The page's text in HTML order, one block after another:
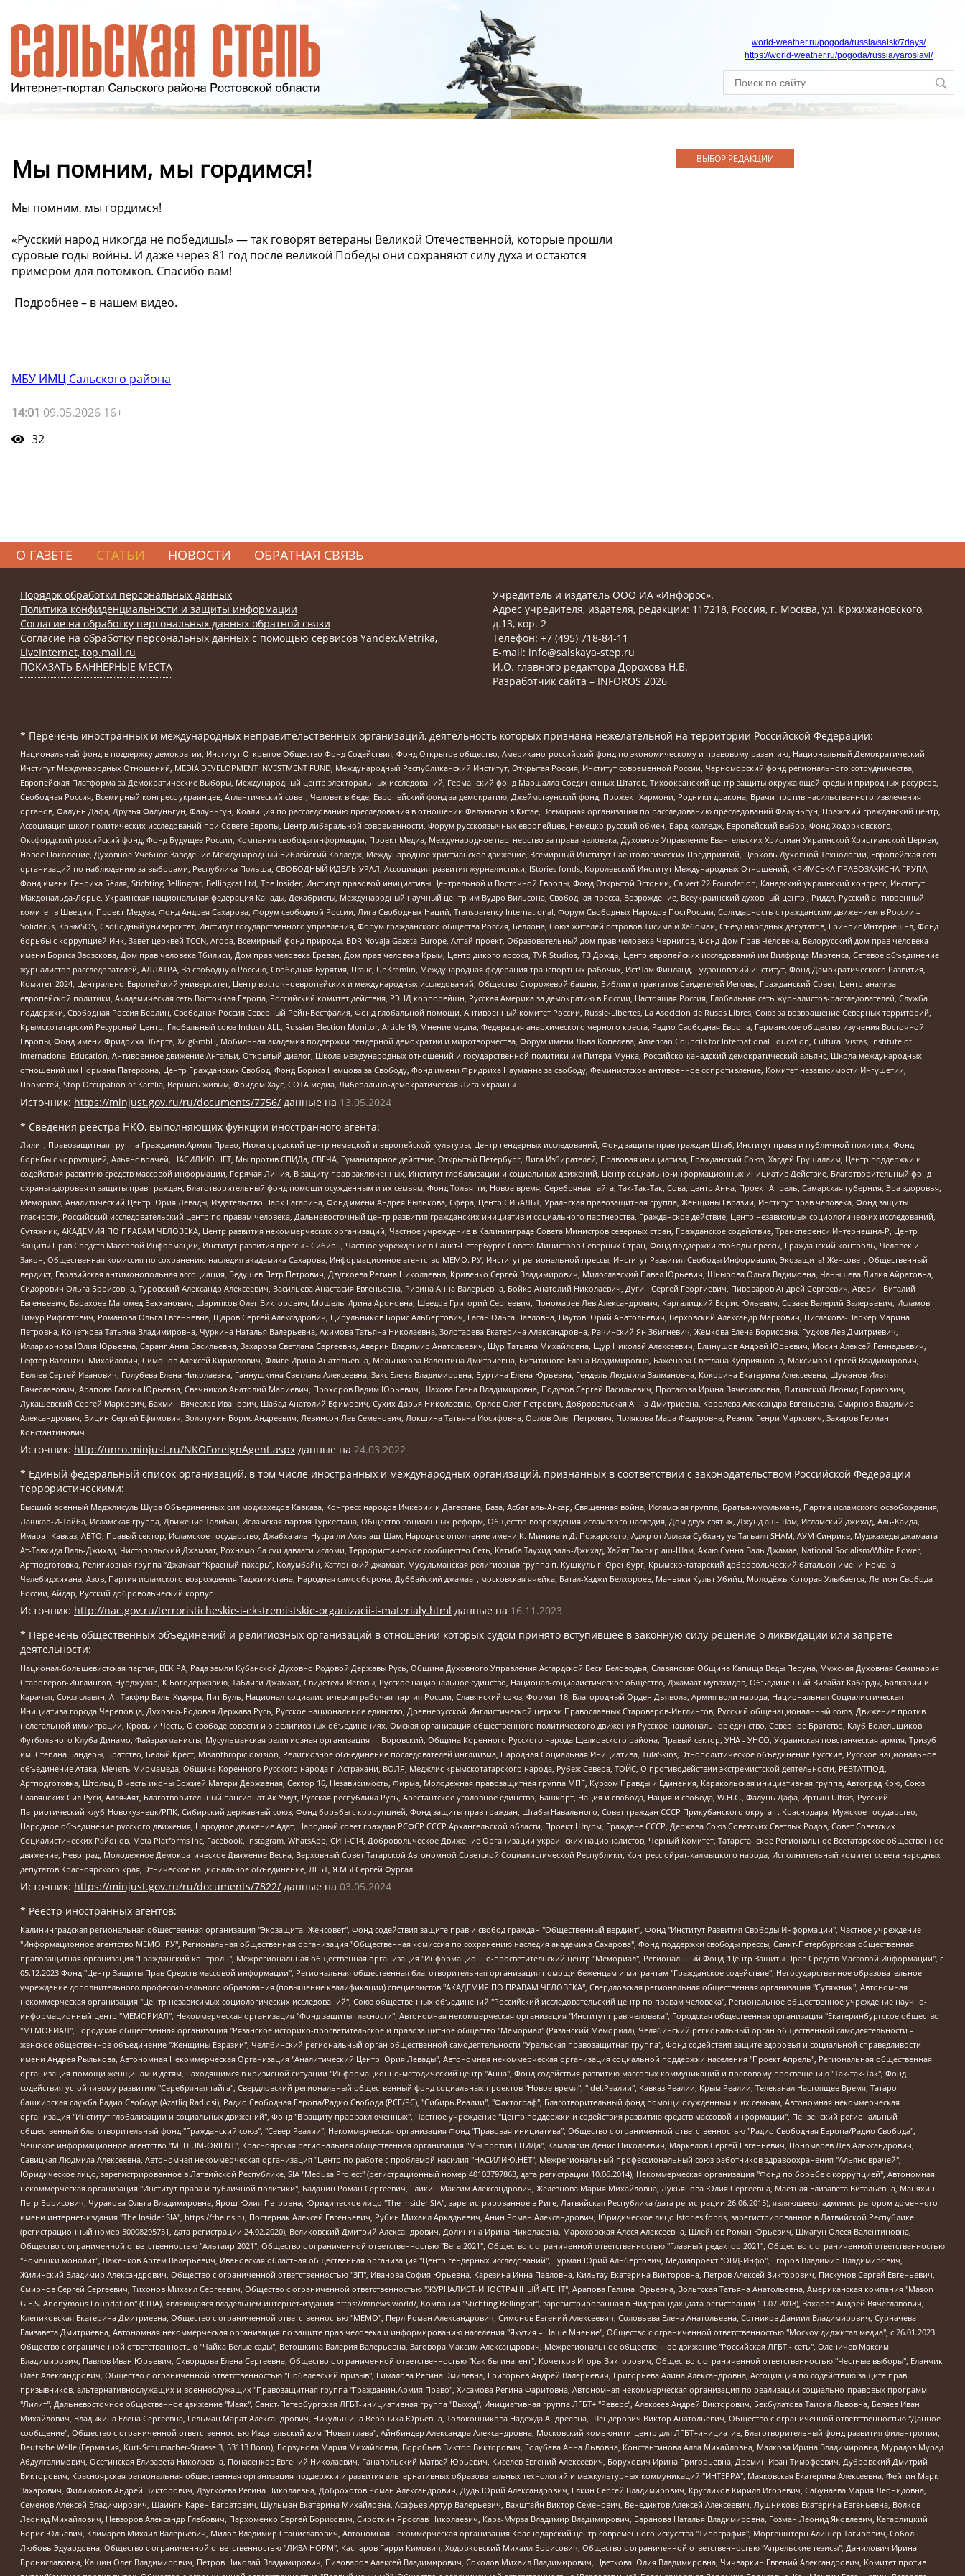
world-weather.ru/pogoda/russia/salsk/7days/
https://world-weather.ru/pogoda/russia/yaroslavl/
Мы помним, мы гордимся!
Мы помним, мы гордимся!
«Русский народ никогда не победишь!» — так говорят ветераны Великой Отечественной, которые прошли
суровые годы войны. И даже через 81 год после великой Победы они сохраняют силу духа и остаются
примером для потомков. Спасибо вам!
️ Подробнее – в нашем видео.
МБУ ИМЦ Сальского района
14:01 09.05.2026 16+
32
ВЫБОР РЕДАКЦИИ
О ГАЗЕТЕ СТАТЬИ НОВОСТИ ОБРАТНАЯ СВЯЗЬ
Порядок обработки персональных данных
Политика конфиденциальности и защиты информации
Согласие на обработку персональных данных обратной связи
Согласие на обработку персональных данных с помощью сервисов Yandex.Metrika,
LiveInternet, top.mail.ru
ПОКАЗАТЬ БАННЕРНЫЕ МЕСТА
Учредитель и издатель ООО ИА «Инфорос».
Адрес учредителя, издателя, редакции: 117218, Россия, г. Москва, ул. Кржижановского,
д.13, кор. 2
Телефон: +7 (495) 718-84-11
E-mail: info@salskaya-step.ru
И.О. главного редактора Дорохова Н.В.
Разработчик сайта – INFOROS 2026
* Перечень иностранных и международных неправительственных организаций, деятельность которых признана нежелательной на территории Российской Федерации:
Национальный фонд в поддержку демократии, Институт Открытое Общество Фонд Содействия, Фонд Открытое общество, Американо-российский фонд по экономическому и правовому развитию, Национальный Демократический
Институт Международных Отношений, MEDIA DEVELOPMENT INVESTMENT FUND, Международный Республиканский Институт, Открытая Россия, Институт современной России, Черноморский фонд регионального сотрудничества,
Европейская Платформа за Демократические Выборы, Международный центр электоральных исследований, Германский фонд Маршалла Соединенных Штатов, Тихоокеанский центр защиты окружающей среды и природных ресурсов,
Свободная Россия, Всемирный конгресс украинцев, Атлантический совет, Человек в беде, Европейский фонд за демократию, Джеймстаунский фонд, Прожект Хармони, Родники дракона, Врачи против насильственного извлечения
органов, Фалунь Дафа, Друзья Фалуньгун, Фалуньгун, Коалиция по расследованию преследования в отношении Фалуньгун в Китае, Всемирная организация по расследованию преследований Фалуньгун, Пражский гражданский центр,
Ассоциация школ политических исследований при Совете Европы, Центр либеральной современности, Форум русскоязычных европейцев, Немецко-русский обмен, Бард колледж, Европейский выбор, Фонд Ходорковского,
Оксфордский российский фонд, Фонд Будущее России, Компания свободы информации, Проект Медиа, Международное партнерство за права человека, Духовное Управление Евангельских Христиан Украинской Христианской Церкви,
Новое Поколение, Духовное Учебное Заведение Международный Библейский Колледж, Международное христианское движение, Всемирный Институт Саентологических Предприятий, Церковь Духовной Технологии, Европейская сеть
организаций по наблюдению за выборами, Республика Польша, СВОБОДНЫЙ ИДЕЛЬ-УРАЛ, Ассоциация развития журналистики, IStories fonds, Королевский Институт Международных Отношений, КРИМСЬКА ПРАВОЗАХИСНА ГРУПА,
Фонд имени Генриха Бёлля, Stichting Bellingcat, Bellingcat Ltd, The Insider, Институт правовой инициативы Центральной и Восточной Европы, Фонд Открытой Эстонии, Calvert 22 Foundation, Канадский украинский конгресс, Институт
Макдональда-Лорье, Украинская национальная федерация Канады, Декабристы, Международный научный центр им Вудро Вильсона, Свободная пресса, Возрождение, Всеукраинский духовный центр , Риддл, Русский антивоенный
комитет в Швеции, Проект Медуза, Фонд Андрея Сахарова, Форум свободной России, Лига Свободных Наций, Transparеncy International, Форум Свободных Народов ПостРоссии, Солидарность с гражданским движением в России –
Solidarus, КрымSOS, Свободный университет, Институт государственного управления, Форум гражданского общества Россия, Беллона, Союз жителей островов Тисима и Хабомаи, Съезд народных депутатов, Гринпис Интернешнл, Фонд
борьбы с коррупцией Инк, Завет церквей TCCN, Агора, Всемирный фонд природы, BDR Novaja Gazeta-Europe, Алтай проект, Образовательный дом прав человека Чернигов, Фонд Дом Прав Человека, Белорусский дом прав человека
имени Бориса Звозскова, Дом прав человека Тбилиси, Дом прав человека Ереван, Дом прав человека Крым, Центр дикого лосося, TVR Studios, ТВ Дождь, Центр европейских исследований им Вилфрида Мартенса, Сетевое объединение
журналистов расследователей, АЛЛАТРА, За свободную Россию, Свободная Бурятия, Uralic, UnKremlin, Международная федерация транспортных рабочих, ИстЧам Финланд, Гудзоновский институт, Фонд Демократического Развития,
Комитет-2024, Центрально-Европейский университет, Центр восточноевропейских и международных исследований, Общество Сторожевой башни, Библии и трактатов Свидетелей Иеговы, Гражданский Совет, Центр анализа
европейской политики, Академическая сеть Восточная Европа, Российский комитет действия, РЭНД корпорейшн, Русская Америка за демократию в России, Настоящая Россия, Глобальная сеть журналистов-расследователей, Служба
поддержки, Свободная Россия Берлин, Свободная Россия Северный Рейн-Вестфалия, Фонд глобальной помощи, Антивоенный комитет России, Russie-Libertes, La Asocicion de Rusos Libres, Союз за возвращение Северных территорий,
Крымскотатарский Ресурсный Центр, Глобальный союз IndustriALL, Russian Election Monitor, Article 19, Мнение медиа, Федерация анархического черного креста, Радио Свободная Европа, Германское общество изучения Восточной
Европы, Фонд имени Фридриха Эберта, XZ gGmbH, Мобильная академия поддержки гендерной демократии и миротворчества, Форум имени Льва Копелева, American Councils for International Education, Cultural Vistas, Institute of
International Education, Антивоенное движение Антальи, Открытый диалог, Школа международных отношений и государственной политики им Питера Мунка, Российско-канадский демократический альянс, Школа международных
отношений им Нормана Патерсона, Центр Гражданских Свобод, Фонд Бориса Немцова за Свободу, Фонд имени Фридриха Науманна за свободу, Феминистское антивоенное сопротивление, Комитет независимости Ингушетии,
Прометей, Stop Occupation of Karelia, Вернись живым, Фридом Хаус, СОТА медиа, Либерально-демократическая Лига Украины
Источник: https://minjust.gov.ru/ru/documents/7756/ данные на 13.05.2024
* Сведения реестра НКО, выполняющих функции иностранного агента:
Лилит, Правозащитная группа Гражданин.Армия.Право, Нижегородский центр немецкой и европейской культуры, Центр гендерных исследований, Фонд защиты прав граждан Штаб, Институт права и публичной политики, Фонд
борьбы с коррупцией, Альянс врачей, НАСИЛИЮ.НЕТ, Мы против СПИДа, СВЕЧА, Гуманитарное действие, Открытый Петербург, Лига Избирателей, Правовая инициатива, Гражданский Союз, Хасдей Ерушалаим, Центр поддержки и
содействия развитию средств массовой информации, Горячая Линия, В защиту прав заключенных, Институт глобализации и социальных движений, Центр социально-информационных инициатив Действие, Благотворительный фонд
охраны здоровья и защиты прав граждан, Благотворительный фонд помощи осужденным и их семьям, Фонд Тольятти, Новое время, Серебряная тайга, Так-Так-Так, Сова, центр Анна, Проект Апрель, Самарская губерния, Эра здоровья,
Мемориал, Аналитический Центр Юрия Левады, Издательство Парк Гагарина, Фонд имени Андрея Рылькова, Сфера, Центр СИБАЛЬТ, Уральская правозащитная группа, Женщины Евразии, Институт прав человека, Фонд защиты
гласности, Российский исследовательский центр по правам человека, Дальневосточный центр развития гражданских инициатив и социального партнерства, Гражданское действие, Центр независимых социологических исследований,
Сутяжник, АКАДЕМИЯ ПО ПРАВАМ ЧЕЛОВЕКА, Центр развития некоммерческих организаций, Частное учреждение в Калининграде Совета Министров северных стран, Гражданское содействие, Трансперенси Интернешнл-Р, Центр
Защиты Прав Средств Массовой Информации, Институт развития прессы - Сибирь, Частное учреждение в Санкт-Петербурге Совета Министров Северных Стран, Фонд поддержки свободы прессы, Гражданский контроль, Человек и
Закон, Общественная комиссия по сохранению наследия академика Сахарова, Информационное агентство МЕМО. РУ, Институт региональной прессы, Институт Развития Свободы Информации, Экозащита!-Женсовет, Общественный
вердикт, Евразийская антимонопольная ассоциация, Бедушев Петр Петрович, Дзугкоева Регина Николаевна, Кривенко Сергей Владимирович, Милославский Павел Юрьевич, Шнырова Ольга Вадимовна, Чанышева Лилия Айратовна,
Сидорович Ольга Борисовна, Туровский Александр Алексеевич, Васильева Анастасия Евгеньевна, Ривина Анна Валерьевна, Бойко Анатолий Николаевич, Дугин Сергей Георгиевич, Пивоваров Андрей Сергеевич, Аверин Виталий
Евгеньевич, Барахоев Магомед Бекханович, Шарипков Олег Викторович, Мошель Ирина Ароновна, Шведов Григорий Сергеевич, Пономарев Лев Александрович, Каргалицкий Борис Юльевич, Созаев Валерий Валерьевич, Исламов
Тимур Рифгатович, Романова Ольга Евгеньевна, Щаров Сергей Алексадрович, Цирульников Борис Альбертович, Гасан Ольга Павловна, Паутов Юрий Анатольевич, Верховский Александр Маркович, Пислакова-Паркер Марина
Петровна, Кочеткова Татьяна Владимировна, Чуркина Наталья Валерьевна, Акимова Татьяна Николаевна, Золотарева Екатерина Александровна, Рачинский Ян Збигневич, Жемкова Елена Борисовна, Гудков Лев Дмитриевич,
Илларионова Юлия Юрьевна, Саранг Анна Васильевна, Захарова Светлана Сергеевна, Аверин Владимир Анатольевич, Щур Татьяна Михайловна, Щур Николай Алексеевич, Блинушов Андрей Юрьевич, Мосин Алексей Геннадьевич,
Гефтер Валентин Михайлович, Симонов Алексей Кириллович, Флиге Ирина Анатольевна, Мельникова Валентина Дмитриевна, Вититинова Елена Владимировна, Баженова Светлана Куприяновна, Максимов Сергей Владимирович,
Беляев Сергей Иванович, Голубева Елена Николаевна, Ганнушкина Светлана Алексеевна, Закс Елена Владимировна, Буртина Елена Юрьевна, Гендель Людмила Залмановна, Кокорина Екатерина Алексеевна, Шуманов Илья
Вячеславович, Арапова Галина Юрьевна, Свечников Анатолий Мариевич, Прохоров Вадим Юрьевич, Шахова Елена Владимировна, Подузов Сергей Васильевич, Протасова Ирина Вячеславовна, Литинский Леонид Борисович,
Лукашевский Сергей Маркович, Бахмин Вячеслав Иванович, Шабад Анатолий Ефимович, Сухих Дарья Николаевна, Орлов Олег Петрович, Добровольская Анна Дмитриевна, Королева Александра Евгеньевна, Смирнов Владимир
Александрович, Вицин Сергей Ефимович, Золотухин Борис Андреевич, Левинсон Лев Семенович, Локшина Татьяна Иосифовна, Орлов Олег Петрович, Полякова Мара Федоровна, Резник Генри Маркович, Захаров Герман
Константинович
Источник: http://unro.minjust.ru/NKOForeignAgent.aspx данные на 24.03.2022
* Единый федеральный список организаций, в том числе иностранных и международных организаций, признанных в соответствии с законодательством Российской Федерации
террористическими:
Высший военный Маджлисуль Шура Объединенных сил моджахедов Кавказа, Конгресс народов Ичкерии и Дагестана, База, Асбат аль-Ансар, Священная война, Исламская группа, Братья-мусульмане, Партия исламского освобождения,
Лашкар-И-Тайба, Исламская группа, Движение Талибан, Исламская партия Туркестана, Общество социальных реформ, Общество возрождения исламского наследия, Дом двух святых, Джунд аш-Шам, Исламский джихад, Аль-Каида,
Имарат Кавказ, АБТО, Правый сектор, Исламское государство, Джабха аль-Нусра ли-Ахль аш-Шам, Народное ополчение имени К. Минина и Д. Пожарского, Аджр от Аллаха Субхану уа Тагьаля SHAM, АУМ Синрике, Муджахеды джамаата
Ат-Тавхида Валь-Джихад, Чистопольский Джамаат, Рохнамо ба суи давлати исломи, Террористическое сообщество Сеть, Катиба Таухид валь-Джихад, Хайят Тахрир аш-Шам, Ахлю Сунна Валь Джамаа, National Socialism/White Power,
Артподготовка, Религиозная группа “Джамаат “Красный пахарь”, Колумбайн, Хатлонский джамаат, Мусульманская религиозная группа п. Кушкуль г. Оренбург, Крымско-татарский добровольческий батальон имени Номана
Челебиджихана, Азов, Партия исламского возрождения Таджикистана, Народная самооборона, Дуббайский джамаат, московская ячейка, Батал-Хаджи Белхороев, Маньяки Культ Убийц, Молодёжь Которая Улыбается, Легион Свобода
России, Айдар, Русский добровольческий корпус
Источник: http://nac.gov.ru/terroristicheskie-i-ekstremistskie-organizacii-i-materialy.html данные на 16.11.2023
* Перечень общественных объединений и религиозных организаций в отношении которых судом принято вступившее в законную силу решение о ликвидации или запрете
деятельности:
Национал-большевистская партия, ВЕК РА, Рада земли Кубанской Духовно Родовой Державы Русь, Община Духовного Управления Асгардской Веси Беловодья, Славянская Община Капища Веды Перуна, Мужская Духовная Семинария
Староверов-Инглингов, Нурджулар, К Богодержавию, Таблиги Джамаат, Свидетели Иеговы, Русское национальное единство, Национал-социалистическое общество, Джамаат мувахидов, Объединенный Вилайат Кабарды, Балкарии и
Карачая, Союз славян, Ат-Такфир Валь-Хиджра, Пит Буль, Национал-социалистическая рабочая партия России, Славянский союз, Формат-18, Благородный Орден Дьявола, Армия воли народа, Национальная Социалистическая
Инициатива города Череповца, Духовно-Родовая Держава Русь, Русское национальное единство, Древнерусской Инглистической церкви Православных Староверов-Инглингов, Русский общенациональный союз, Движение против
нелегальной иммиграции, Кровь и Честь, О свободе совести и о религиозных объединениях, Омская организация общественного политического движения Русское национальное единство, Северное Братство, Клуб Болельщиков
Футбольного Клуба Динамо, Файзрахманисты, Мусульманская религиозная организация п. Боровский, Община Коренного Русского народа Щелковского района, Правый сектор, УНА - УНСО, Украинская повстанческая армия, Тризуб
им. Степана Бандеры, Братство, Белый Крест, Misanthropic division, Религиозное объединение последователей инглиизма, Народная Социальная Инициатива, TulaSkins, Этнополитическое объединение Русские, Русское национальное
объединение Атака, Мечеть Мирмамеда, Община Коренного Русского народа г. Астрахани, ВОЛЯ, Меджлис крымскотатарского народа, Рубеж Севера, ТОЙС, О противодействии экстремистской деятельности, РЕВТАТПОД,
Артподготовка, Штольц, В честь иконы Божией Матери Державная, Сектор 16, Независимость, Фирма, Молодежная правозащитная группа МПГ, Курсом Правды и Единения, Каракольская инициативная группа, Автоград Крю, Союз
Славянских Сил Руси, Алля-Аят, Благотворительный пансионат Ак Умут, Русская республика Русь, Арестантское уголовное единство, Башкорт, Нация и свобода, Нация и свобода, W.H.С., Фалунь Дафа, Иртыш Ultras, Русский
Патриотический клуб-Новокузнецк/РПК, Сибирский державный союз, Фонд борьбы с коррупцией, Фонд защиты прав граждан, Штабы Навального, Совет граждан СССР Прикубанского округа г. Краснодара, Мужское государство,
Народное объединение русского движения, Народное движение Адат, Народный совет граждан РСФСР СССР Архангельской области, Проект Штурм, Граждане СССР, Держава Союз Советских Светлых Родов, Совет Советских
Социалистических Районов, Meta Platforms Inc, Facebook, Instagram, WhatsApp, СИЧ-С14, Добровольческое Движение Организации украинских националистов, Черный Комитет, Татарстанское Региональное Всетатарское общественное
движение, Невоград, Молодежное Демократическое Движение Весна, Верховный Совет Татарской Автономной Советской Социалистической Республики, Конгресс ойрат-калмыцкого народа, Исполнительный комитет совета народных
депутатов Красноярского края, Этническое национальное объединение, ЛГБТ, Я.МЫ Сергей Фургал
Источник: https://minjust.gov.ru/ru/documents/7822/ данные на 03.05.2024
* Реестр иностранных агентов:
Калининградская региональная общественная организация "Экозащита!-Женсовет", Фонд содействия защите прав и свобод граждан "Общественный вердикт", Фонд "Институт Развития Свободы Информации", Частное учреждение "Информационное агентство МЕМО. РУ", Региональная общественная организация "Общественная комиссия по сохранению наследия академика Сахарова", Фонд поддержки свободы прессы, Санкт-Петербургская общественная правозащитная организация "Гражданский контроль", Межрегиональная общественная организация "Информационно-просветительский центр "Мемориал", Региональный Фонд "Центр Защиты Прав Средств Массовой Информации", с 05.12.2023 Фонд "Центр Защиты Прав Средств массовой информации", Региональная общественная благотворительная организация помощи беженцам и мигрантам "Гражданское содействие", Негосударственное образовательное учреждение дополнительного профессионального образования (повышение квалификации) специалистов "АКАДЕМИЯ ПО ПРАВАМ ЧЕЛОВЕКА", Свердловская региональная общественная организация "Сутяжник", Автономная некоммерческая организация "Центр независимых социологических исследований", Союз общественных объединений "Российский исследовательский центр по правам человека", Региональное общественное учреждение научно-информационный центр "МЕМОРИАЛ", Некоммерческая организация "Фонд защиты гласности", Автономная некоммерческая организация "Институт прав человека", Городская общественная организация "Екатеринбургское общество "МЕМОРИАЛ", Городская общественная организация "Рязанское историко-просветительское и правозащитное общество "Мемориал" (Рязанский Мемориал), Челябинский региональный орган общественной самодеятельности – женское общественное объединение "Женщины Евразии", Челябинский региональный орган общественной самодеятельности "Уральская правозащитная группа", Фонд содействия защите здоровья и социальной справедливости имени Андрея Рылькова, Автономная Некоммерческая Организация "Аналитический Центр Юрия Левады", Автономная некоммерческая организация социальной поддержки населения "Проект Апрель", Региональная общественная организация помощи женщинам и детям, находящимся в кризисной ситуации "Информационно-методический центр "Анна", Фонд содействия развитию массовых коммуникаций и правовому просвещению "Так-так-Так", Фонд содействия устойчивому развитию "Серебряная тайга", Свердловский региональный общественный фонд социальных проектов "Новое время", "Idel.Реалии", Кавказ.Реалии, Крым.Реалии, Телеканал Настоящее Время, Татаро-башкирская служба Радио Свобода (Azatliq Radiosi), Радио Свободная Европа/Радио Свобода (PCE/PC), "Сибирь.Реалии", "Фактограф", Благотворительный фонд помощи осужденным и их семьям, Автономная некоммерческая организация "Институт глобализации и социальных движений", Фонд "В защиту прав заключенных", Частное учреждение "Центр поддержки и содействия развитию средств массовой информации", Пензенский региональный общественный благотворительный фонд "Гражданский союз", "Север.Реалии", Некоммерческая организация Фонд "Правовая инициатива", Общество с ограниченной ответственностью "Радио Свободная Европа/Радио Свобода", Чешское информационное агентство "MEDIUM-ORIENT", Красноярская региональная общественная организация "Мы против СПИДа", Камалягин Денис Николаевич, Маркелов Сергей Евгеньевич, Пономарев Лев Александрович, Савицкая Людмила Алексеевна, Автономная некоммерческая организация "Центр по работе с проблемой насилия "НАСИЛИЮ.НЕТ", Межрегиональный профессиональный союз работников здравоохранения "Альянс врачей", Юридическое лицо, зарегистрированное в Латвийской Республике, SIA "Medusa Project" (регистрационный номер 40103797863, дата регистрации 10.06.2014), Некоммерческая организация "Фонд по борьбе с коррупцией", Автономная некоммерческая организация "Институт права и публичной политики", Баданин Роман Сергеевич, Гликин Максим Александрович, Железнова Мария Михайловна, Лукьянова Юлия Сергеевна, Маетная Елизавета Витальевна, Маняхин Петр Борисович, Чуракова Ольга Владимировна, Ярош Юлия Петровна, Юридическое лицо "The Insider SIA", зарегистрированное в Риге, Латвийская Республика (дата регистрации 26.06.2015), являющееся администратором доменного имени интернет-издания "The Insider SIA", https://theins.ru, Постернак Алексей Евгеньевич, Рубин Михаил Аркадьевич, Анин Роман Александрович, Юридическое лицо Istories fonds, зарегистрированное в Латвийской Республике (регистрационный номер 50008295751, дата регистрации 24.02.2020), Великовский Дмитрий Александрович, Долинина Ирина Николаевна, Мароховская Алеся Алексеевна, Шлейнов Роман Юрьевич, Шмагун Олеся Валентиновна, Общество с ограниченной ответственностью "Альтаир 2021", Общество с ограниченной ответственностью "Вега 2021", Общество с ограниченной ответственностью "Главный редактор 2021", Общество с ограниченной ответственностью "Ромашки монолит", Важенков Артем Валерьевич, Ивановская областная общественная организация "Центр гендерных исследований", Гурман Юрий Альбертович, Медиапроект "ОВД-Инфо", Егоров Владимир Владимирович, Жилинский Владимир Александрович, Общество с ограниченной ответственностью "ЗП", Иванова София Юрьевна, Карезина Инна Павловна, Кильтау Екатерина Викторовна, Петров Алексей Викторович, Пискунов Сергей Евгеньевич, Смирнов Сергей Сергеевич, Тихонов Михаил Сергеевич, Общество с ограниченной ответственностью "ЖУРНАЛИСТ-ИНОСТРАННЫЙ АГЕНТ", Арапова Галина Юрьевна, Вольтская Татьяна Анатольевна, Американская компания "Mason G.E.S. Anonymous Foundation" (США), являющаяся владельцем интернет-издания https://mnews.world/, Компания "Stichting Bellingcat", зарегистрированная в Нидерландах (дата регистрации 11.07.2018), Захаров Андрей Вячеславович, Клепиковская Екатерина Дмитриевна, Общество с ограниченной ответственностью "МЕМО", Перл Роман Александрович, Симонов Евгений Алексеевич, Соловьева Елена Анатольевна, Сотников Даниил Владимирович, Сурначева Елизавета Дмитриевна, Автономная некоммерческая организация по защите прав человека и информированию населения "Якутия – Наше Мнение", Общество с ограниченной ответственностью "Москоу диджитал медиа", с 26.01.2023 Общество с ограниченной ответственностью "Чайка Белые сады", Ветошкина Валерия Валерьевна, Заговора Максим Александрович, Межрегиональное общественное движение "Российская ЛГБТ - сеть", Оленичев Максим Владимирович, Павлов Иван Юрьевич, Скворцова Елена Сергеевна, Общество с ограниченной ответственностью "Как бы инагент", Кочетков Игорь Викторович, Общество с ограниченной ответственностью "Честные выборы", Еланчик Олег Александрович, Общество с ограниченной ответственностью "Нобелевский призыв", Гималова Регина Эмилевна, Григорьев Андрей Валерьевич, Григорьева Алина Александровна, Ассоциация по содействию защите прав призывников, альтернативнослужащих и военнослужащих "Правозащитная группа "Гражданин.Армия.Право", Хисамова Регина Фаритовна, Автономная некоммерческая организация по реализации социально-правовых программ "Лилит", Дальневосточное общественное движение "Маяк", Санкт-Петербургская ЛГБТ-инициативная группа "Выход", Инициативная группа ЛГБТ+ "Реверс", Алексеев Андрей Викторович, Бекбулатова Таисия Львовна, Беляев Иван Михайлович, Владыкина Елена Сергеевна, Гельман Марат Александрович, Никульшина Вероника Юрьевна, Толоконникова Надежда Андреевна, Шендерович Виктор Анатольевич, Общество с ограниченной ответственностью "Данное сообщение", Общество с ограниченной ответственностью Издательский дом "Новая глава", Айнбиндер Александра Александровна, Московский комьюнити-центр для ЛГБТ+инициатив, Благотворительный фонд развития филантропии, Deutsche Welle (Германия, Kurt-Schumacher-Strasse 3, 53113 Bonn), Борзунова Мария Михайловна, Воробьев Виктор Викторович, Голубева Анна Львовна, Константинова Алла Михайловна, Малкова Ирина Владимировна, Мурадов Мурад Абдулгалимович, Осетинская Елизавета Николаевна, Понасенков Евгений Николаевич, Ганапольский Матвей Юрьевич, Киселев Евгений Алексеевич, Борухович Ирина Григорьевна, Дремин Иван Тимофеевич, Дубровский Дмитрий Викторович, Красноярская региональная общественная организация поддержки и развития альтернативных образовательных технологий и межкультурных коммуникаций "ИНТЕРРА", Маяковская Екатерина Алексеевна, Фейгин Марк Захарович, Филимонов Андрей Викторович, Дзугкоева Регина Николаевна, Доброхотов Роман Александрович, Дудь Юрий Александрович, Елкин Сергей Владимирович, Кругликов Кирилл Игоревич, Сабунаева Мария Леонидовна, Семенов Алексей Владимирович, Шаинян Карен Багратович, Шульман Екатерина Михайловна, Асафьев Артур Валерьевич, Вахштайн Виктор Семенович, Венедиктов Алексей Алексеевич, Лушникова Екатерина Евгеньевна, Волков Леонид Михайлович, Невзоров Александр Глебович, Пархоменко Сергей Борисович, Сироткин Ярослав Николаевич, Кара-Мурза Владимир Владимирович, Баранова Наталья Владимировна, Гозман Леонид Яковлевич, Кагарлицкий Борис Юльевич, Климарев Михаил Валерьевич, Милов Владимир Станиславович, Автономная некоммерческая организация Краснодарский центр современного искусства "Типография", Моргенштерн Алишер Тагирович, Соболь Любовь Эдуардовна, Общество с ограниченной ответственностью "ЛИЗА НОРМ", Каспаров Гарри Кимович, Ходорковский Михаил Борисович, Общество с ограниченной ответственностью "Апрельские тезисы", Данилович Ирина Брониславовна, Кашин Олег Владимирович, Петров Николай Владимирович, Пивоваров Алексей Владимирович, Соколов Михаил Владимирович, Цветкова Юлия Владимировна, Чичваркин Евгений Александрович, Комитет против пыток/Команда против пыток, Общество с ограниченной ответственностью "Первый научный", Общество с ограниченной ответственностью "Вертолет и ко", Белоцерковская Вероника Борисовна, Кац Максим Евгеньевич, Лазарева Татьяна Юрьевна, Шаведдинов Руслан Табризович, Яшин Илья Валерьевич, Общество с ограниченной ответственностью "Иноагент ААВ", Алешковский Дмитрий Петрович, Альбац Евгения Марковна, Быков Дмитрий Львович, Галямина Юлия Евгеньевна, Лойко Сергей Леонидович, Мартынов Кирилл Константинович, Медведев Сергей Александрович, Крашенинников Федор Геннадиевич, Гордеева Катерина Вл